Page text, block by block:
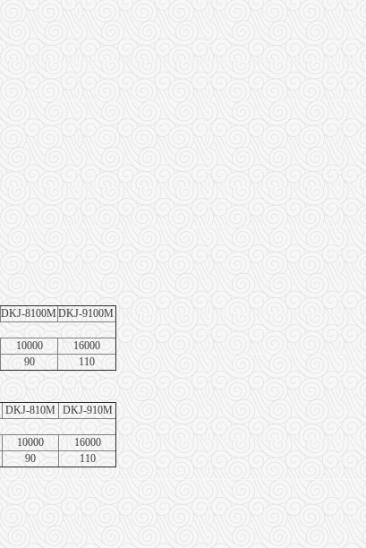
DKJ-8100MDKJ-9100M
10000
16000
90 110
DKJ-810M DKJ-910M
10000
16000
90 110